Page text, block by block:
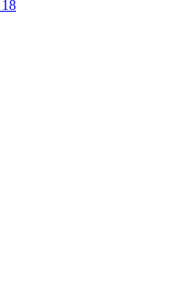
18